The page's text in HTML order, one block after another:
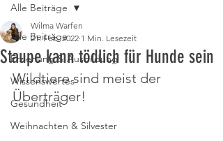
Alle Beiträge
Erziehung & Ausbildung
Wissenswertes
Gesundheit
Weihnachten & Silvester
Alle Beiträge
Staupe kann tödlich für Hunde sein
Wilma Warfen
21. Feb. 2022 1 Min. Lesezeit
Wildtiere sind meist der
Überträger!